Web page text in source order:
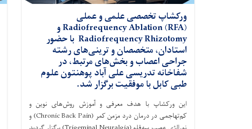
ورکشاپ تخصصی علمی و عملی
Radiofrequency Ablation (RFA) و
Radiofrequency Rhizotomy با حضور
استادان، متخصصان و ترینی‌های رشته
جراحی اعصاب و بخش‌های مرتبط، در
شفاخانه تدریسی علی آباد پوهنتون علوم
طبی کابل با موفقیت برگزار شد.
این ورکشاپ با هدف معرفی و آموزش روش‌های نوین و
کم‌تهاجمی در درمان درد مزمن کمر (Chronic Back Pain) و